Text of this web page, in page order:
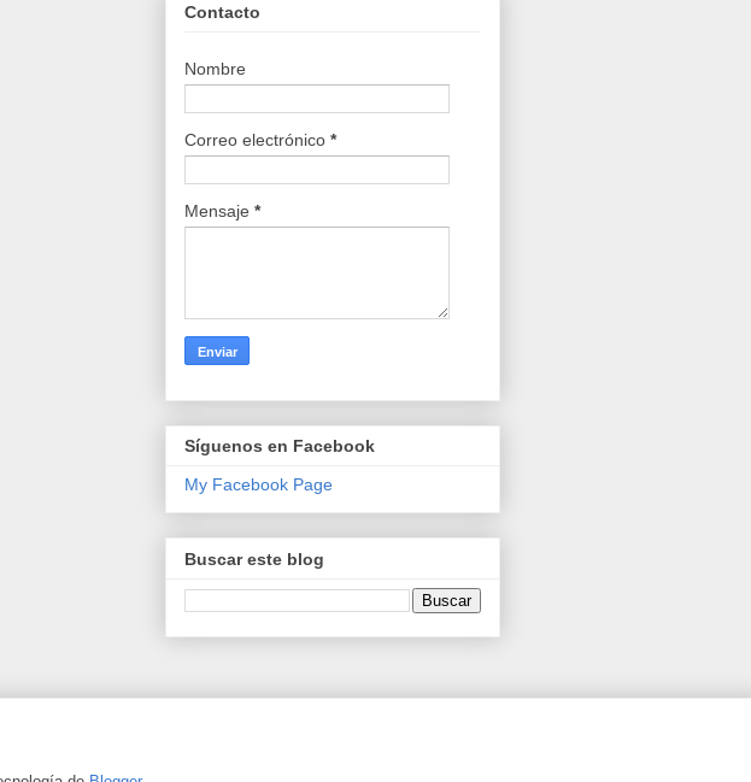
Contacto
Nombre
Correo electrónico *
Mensaje *
Síguenos en Facebook
My Facebook Page
Buscar este blog